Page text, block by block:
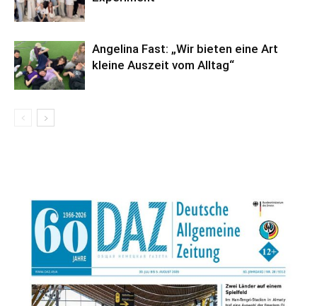
Angelina Fast: „Wir bieten eine Art
kleine Auszeit vom Alltag“